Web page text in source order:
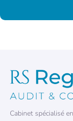
Cabinet spécialisé